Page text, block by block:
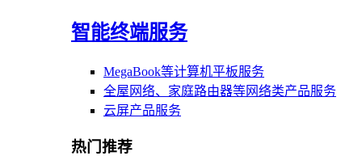
智能终端服务
MegaBook等计算机平板服务
全屋网络、家庭路由器等网络类产品服务
云屏产品服务
热门推荐